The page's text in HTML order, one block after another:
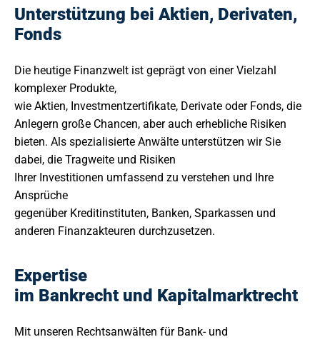
Unterstützung bei Aktien, Derivaten,
Fonds
Die heutige Finanzwelt ist geprägt von einer Vielzahl
komplexer Produkte,
wie Aktien, Investmentzertifikate, Derivate oder Fonds, die
Anlegern große Chancen, aber auch erhebliche Risiken
bieten. Als spezialisierte Anwälte unterstützen wir Sie
dabei, die Tragweite und Risiken
Ihrer Investitionen umfassend zu verstehen und Ihre
Ansprüche
gegenüber Kreditinstituten, Banken, Sparkassen und
anderen Finanzakteuren durchzusetzen.
Expertise
im Bankrecht und Kapitalmarktrecht
Mit unseren Rechtsanwälten für Bank- und